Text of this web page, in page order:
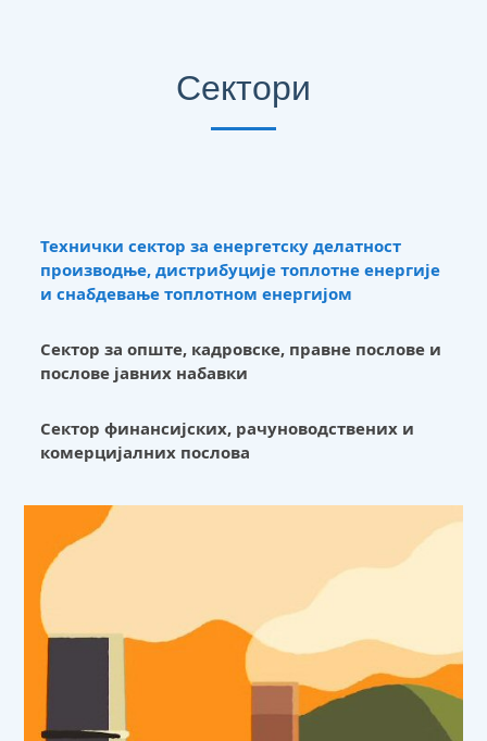
Сектори
Технички сектор за енергетску делатност
производње, дистрибуције топлотне енергије
и снабдевање топлотном енергијом
Сектор за опште, кадровске, правне послове и
послове јавних набавки
Сектор финансијских, рачуноводствених и
комерцијалних послова